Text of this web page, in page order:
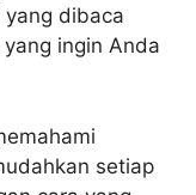
dibaca
ingin Anda
setiap